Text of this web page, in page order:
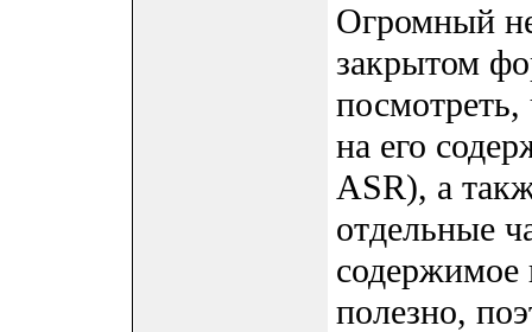
Огромный
закрытом
посмотреть,
на его
ASR), а
отдельные
содержимое
полезно,